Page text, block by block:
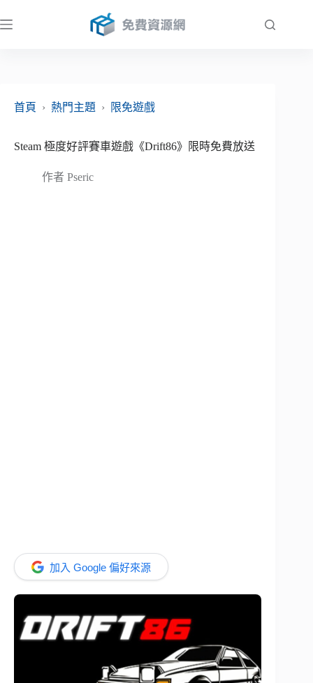
至
首頁
› 熱門主題 › 限免遊戲
Steam 極度好評賽車遊戲《Drift86》限時免費放送
作者 Pseric
加入 Google 偏好來源